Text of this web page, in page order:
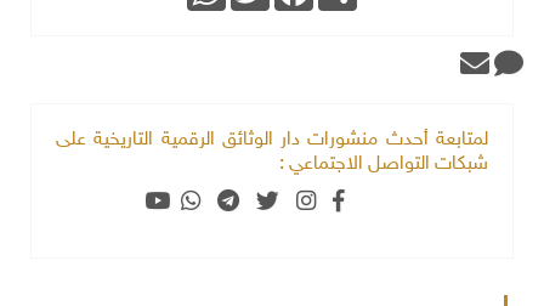
لمتابعة أحدث منشورات دار الوثائق الرقمية التاريخية على
شبكات التواصل الاجتماعي :